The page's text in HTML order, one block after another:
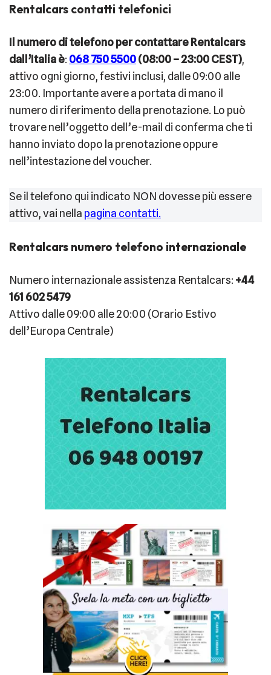
Rentalcars contatti telefonici
Il numero di telefono per contattare Rentalcars
dall’Italia è: 068 750 5500(08:00 – 23:00 CEST),
attivo ogni giorno, festivi inclusi, dalle 09:00 alle
23:00. Importante avere a portata di mano il
numero di riferimento della prenotazione. Lo può
trovare nell’oggetto dell’e-mail di conferma che ti
hanno inviato dopo la prenotazione oppure
nell’intestazione del voucher.
Se il telefono qui indicato NON dovesse più essere
attivo, vai nella pagina contatti.
Rentalcars numero telefono internazionale
Numero internazionale assistenza Rentalcars: +44
161 602 5479
Attivo dalle 09:00 alle 20:00 (Orario Estivo
dell’Europa Centrale)